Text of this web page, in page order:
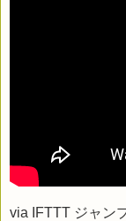
via IFTTT ジャン